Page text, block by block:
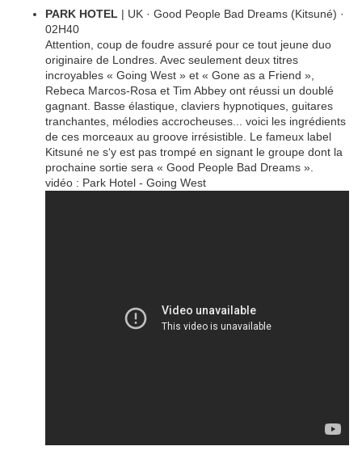
PARK HOTEL | UK · Good People Bad Dreams (Kitsuné) ·
02H40
Attention, coup de foudre assuré pour ce tout jeune duo
originaire de Londres. Avec seulement deux titres
incroyables « Going West » et « Gone as a Friend »,
Rebeca Marcos-Rosa et Tim Abbey ont réussi un doublé
gagnant. Basse élastique, claviers hypnotiques, guitares
tranchantes, mélodies accrocheuses... voici les ingrédients
de ces morceaux au groove irrésistible. Le fameux label
Kitsuné ne s‘y est pas trompé en signant le groupe dont la
prochaine sortie sera « Good People Bad Dreams ».
vidéo : Park Hotel - Going West